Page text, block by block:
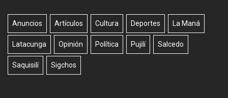
Anuncios Artículos Cultura Deportes La Maná
Latacunga Opinión Política Pujilí Salcedo
Saquisilí Sigchos